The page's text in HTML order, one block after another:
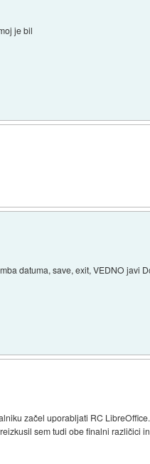
je bil
datuma, save, exit, VEDNO javi
začel uporabljati RC
sem tudi obe finalni različici